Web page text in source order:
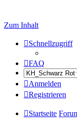
Zum Inhalt
Schnellzugriff
FAQ
Anmelden
Registrieren
Startseite